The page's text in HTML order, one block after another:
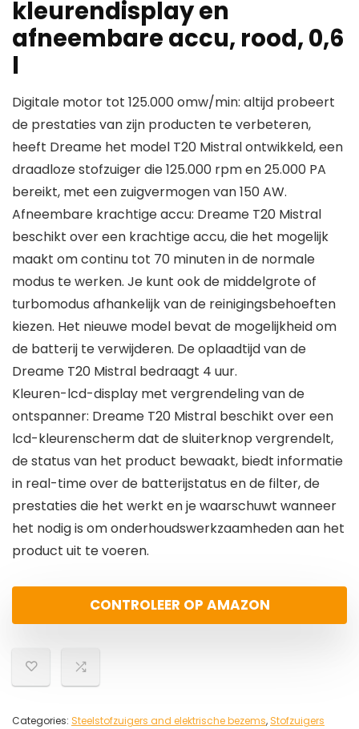
kleurendisplay en
afneembare accu, rood, 0,6
l
Digitale motor tot 125.000 omw/min: altijd probeert
de prestaties van zijn producten te verbeteren,
heeft Dreame het model T20 Mistral ontwikkeld, een
draadloze stofzuiger die 125.000 rpm en 25.000 PA
bereikt, met een zuigvermogen van 150 AW.
Afneembare krachtige accu: Dreame T20 Mistral
beschikt over een krachtige accu, die het mogelijk
maakt om continu tot 70 minuten in de normale
modus te werken. Je kunt ook de middelgrote of
turbomodus afhankelijk van de reinigingsbehoeften
kiezen. Het nieuwe model bevat de mogelijkheid om
de batterij te verwijderen. De oplaadtijd van de
Dreame T20 Mistral bedraagt 4 uur.
Kleuren-lcd-display met vergrendeling van de
ontspanner: Dreame T20 Mistral beschikt over een
lcd-kleurenscherm dat de sluiterknop vergrendelt,
de status van het product bewaakt, biedt informatie
in real-time over de batterijstatus en de filter, de
prestaties die het werkt en je waarschuwt wanneer
het nodig is om onderhoudswerkzaamheden aan het
product uit te voeren.
CONTROLEER OP AMAZON
Categories: Steelstofzuigers and elektrische bezems, Stofzuigers